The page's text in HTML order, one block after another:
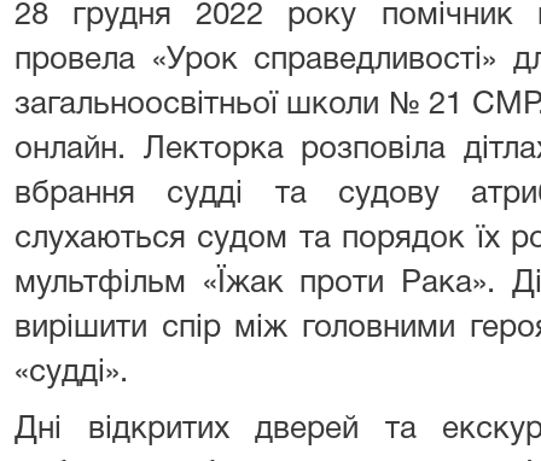
28 грудня 2022 року помічник
провела «Урок справедливості»
загальноосвітньої школи № 21
онлайн. Лекторка розповіла
вбрання судді та судову
слухаються судом та порядок їх
мультфільм «Їжак проти Рака».
вирішити спір між головними
«судді».
Дні відкритих дверей та